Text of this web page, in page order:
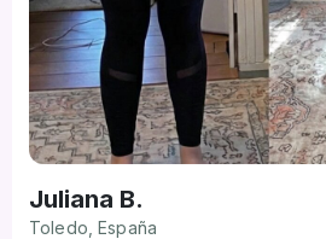
Juliana B.
Toledo, España